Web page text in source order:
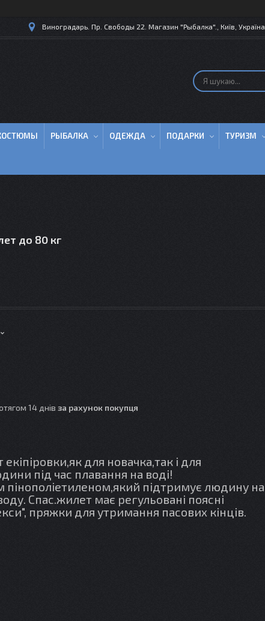
Виноградарь. Пр. Свободы 22. Магазин "Рыбалка"., Київ, Україна
РЫБАЛКА ОДЕЖДА ПОДАРКИ ТУРИЗМ
до 80 кг
14 днів за рахунок покупця
для новачка,так і для
під час плавання на воді!
підтримує людину на
Спас.жилет має регульовані поясні
пряжки для утримання пасових кінців.